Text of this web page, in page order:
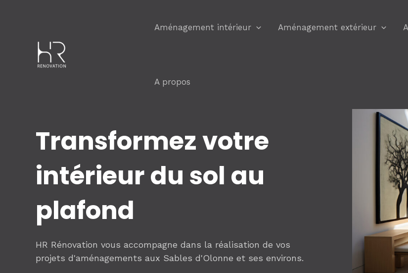
Aménagement intérieur Aménagement extérieur
A propos
Transformez votre
intérieur du sol au
plafond
HR Rénovation vous accompagne dans la réalisation de vos
projets d'aménagements aux Sables d'Olonne et ses environs.